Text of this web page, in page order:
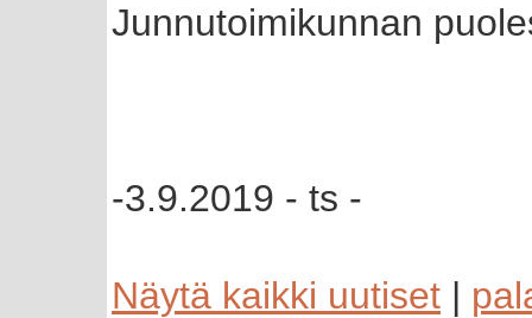
Junnutoimikunnan
-3.9.2019 - ts -
Näytä kaikki uutiset |